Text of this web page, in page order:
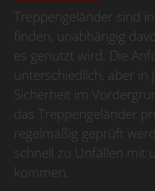
Treppengeländer sind
finden, unabhängig
es genutzt wird. Die
unterschiedlich, aber in
Sicherheit im
das Treppengeländer
regelmäßig geprüft
schnell zu Unfällen mit
kommen.